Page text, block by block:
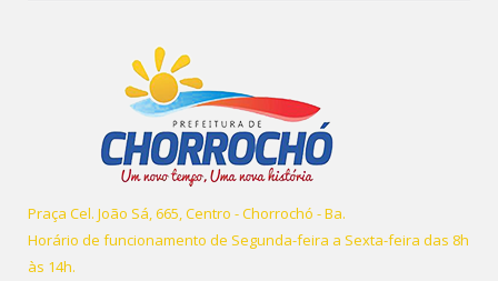
Praça Cel. João Sá, 665, Centro - Chorrochó - Ba.
Horário de funcionamento de Segunda-feira a Sexta-feira das 8h
às 14h.